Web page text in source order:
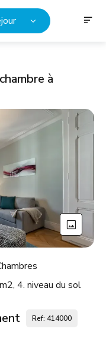
à
4. niveau du sol
Ref: 414000